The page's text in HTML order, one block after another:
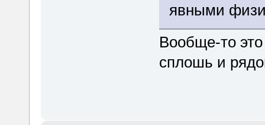
явными
Вообще-то
сплошь и